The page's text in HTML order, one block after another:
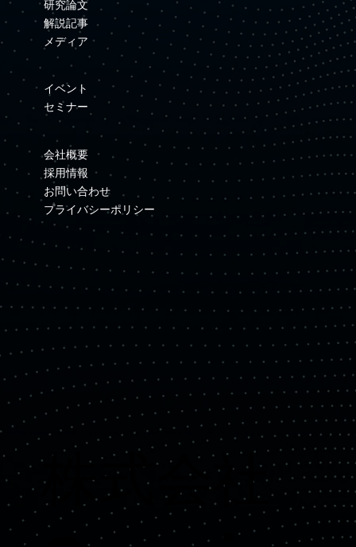
​株式会社
研究論文
解説記事
メディア
イベント
セミナー
会社概要
採用情報
お問い合わせ
プライバシーポリシー